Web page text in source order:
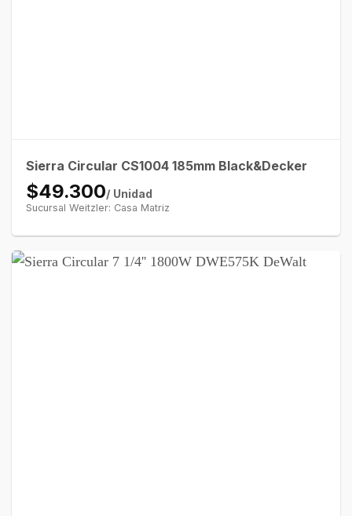
Sierra Circular CS1004 185mm Black&Decker
$49.300/ Unidad
Sucursal Weitzler: Casa Matriz